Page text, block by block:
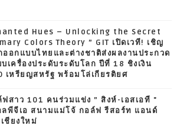
Hues – Unlocking the Secret
Colors Theory ” GIT เปิดเวที! เชิญ
อกแบบไทยและต่างชาติส่งผลงานประกวด
เครื่องประดับระดับโลก ปีที่ 18 ชิงเงิน
เหรียญสหรัฐ พร้อมโล่เกียรติยศ
สาว 101 คนร่วมแข่ง ” สิงห์-เอสเอที "
พีจีเอ สนามแม่โจ้ กอล์ฟ รีสอร์ท แอนด์
ชียงใหม่